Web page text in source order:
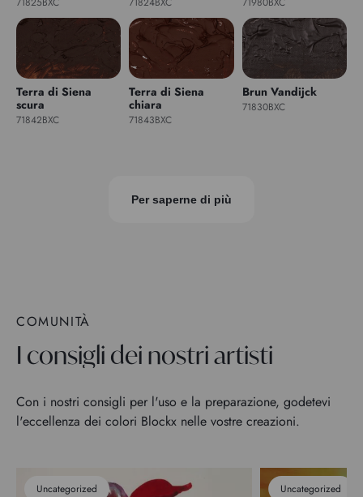
Terra di Siena
scura
71842BXC
Terra di Siena
chiara
71843BXC
Brun Vandijck
71830BXC
Per saperne di più
COMUNITÀ
I consigli dei nostri artisti
Con i nostri consigli per l'uso e la preparazione, godetevi
l'eccellenza dei colori Blockx nelle vostre creazioni.
Uncategorized Uncategorized